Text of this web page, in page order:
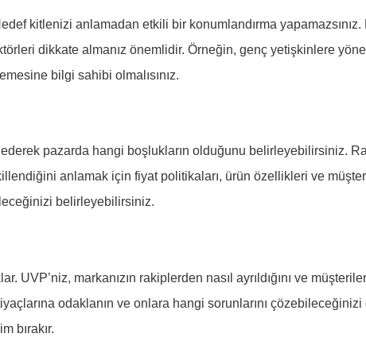
kitlenizi anlamadan etkili bir konumlandırma
dikkate almanız önemlidir. Örneğin, genç yetişkinlere
bilgi sahibi olmalısınız.
pazarda hangi boşlukların olduğunu belirleyebilirsiniz.
anlamak için fiyat politikaları, ürün özellikleri ve
belirleyebilirsiniz.
markanızın rakiplerden nasıl ayrıldığını ve
odaklanın ve onlara hangi sorunlarını
bırakır.